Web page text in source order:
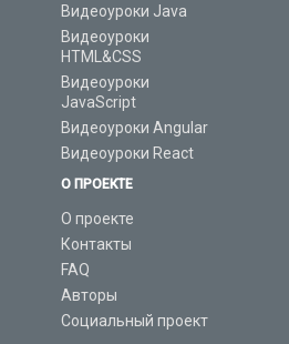
Видеоуроки Java
Видеоуроки
HTML&CSS
Видеоуроки
JavaScript
Видеоуроки Angular
Видеоуроки React
О ПРОЕКТЕ
О проекте
Контакты
FAQ
Авторы
Социальный проект